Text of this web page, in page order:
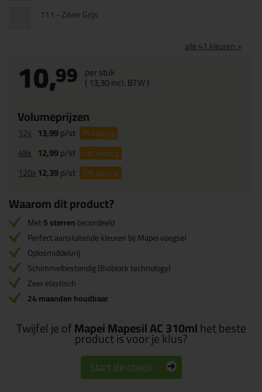
111 - Zilver Grijs
alle 41 kleuren >
10,99 per stuk
( 13,30incl. BTW )
Volumeprijzen
12x 13,99p/st 7%korting
48x 12,99p/st 13%korting
120x12,39p/st 17%korting
Waarom dit product?
Met5 sterrenbeoordeeld
Perfect aansluitende kleuren bij Mapei voegsel
Oplosmiddelvrij
Schimmelbestendig (Bioblock technology)
Zeer elastisch
24 maanden houdbaar
Twijfel je ofMapei Mapesil AC 310mlhet beste
product is voor je klus?
Start de check